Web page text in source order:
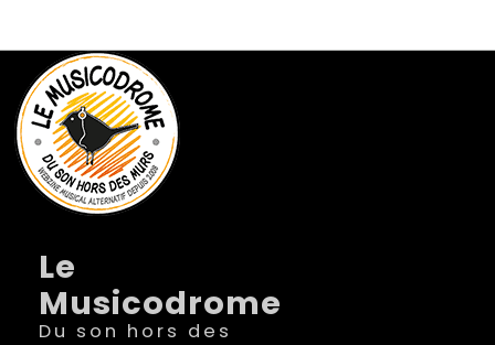
Le
Musicodrome
Du son hors des